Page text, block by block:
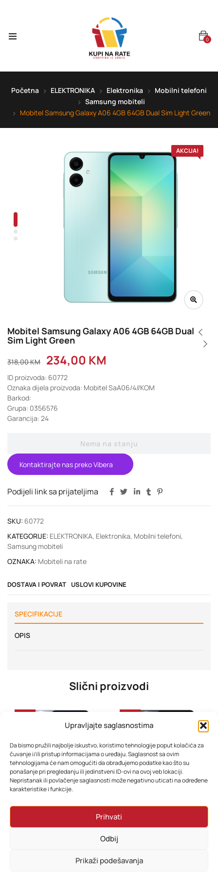
Upravljajte saglasnostima
Da bismo pružili najbolje iskustvo, koristimo tehnologije poput kolačića za
čuvanje i/ili pristup informacijama o uređaju. Saglasnost sa ovim
tehnologijama će nam omogućiti da obrađujemo podatke kao što su
ponašanje pri pregledanju ili jedinstveni ID-ovi na ovoj veb lokaciji.
Nepristanak ili povlačenje saglasnosti može negativno uticati na određene
karakteristike i funkcije.
Prihvati
Odbij
Prikaži podešavanja
0
Početna ELEKTRONIKA Elektronika
Mobilni telefoni
Samsung mobiteli
Mobitel Samsung Galaxy A06 4GB 64GB Dual Sim Light Green
AKCIJA!
Mobitel Samsung Galaxy A06 4GB 64GB Dual
Sim Light Green
318,00KM 234,00 KM
ID proizvoda: 60772
Oznaka dijela proizvoda: Mobitel SaA06/4//KOM
Barkod:
Grupa: 0356576
Garancija: 24
Nema na stanju
Kontaktirajte nas preko Vibera
Podijeli link sa prijateljima
SKU: 60772
KATEGORIJE: ELEKTRONIKA, Elektronika, Mobilni telefoni,
Samsung mobiteli
OZNAKA: Mobiteli na rate
DOSTAVA I POVRAT USLOVI KUPOVINE
SPECIFIKACIJE
OPIS
Slični proizvodi
-33% -32%